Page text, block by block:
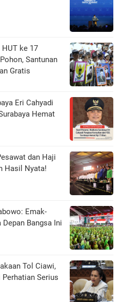
HUT ke 17
Santunan
Gratis
Eri Cahyadi
Hemat
dan Haji
Hasil Nyata!
Emak-
Bangsa Ini
Tol Ciawi,
Serius